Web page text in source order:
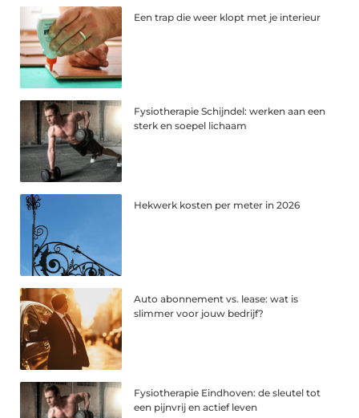
Een trap die weer klopt met je interieur
Fysiotherapie Schijndel: werken aan een
sterk en soepel lichaam
Hekwerk kosten per meter in 2026
Auto abonnement vs. lease: wat is
slimmer voor jouw bedrijf?
Fysiotherapie Eindhoven: de sleutel tot
een pijnvrij en actief leven